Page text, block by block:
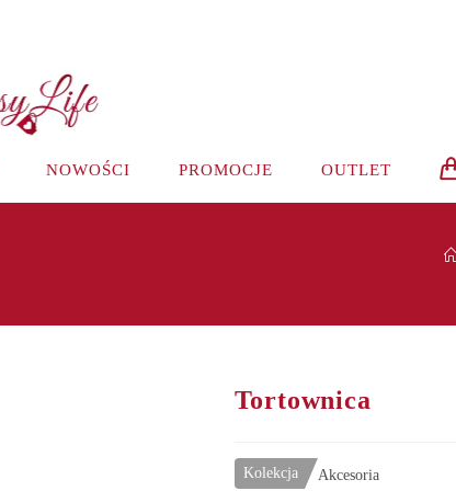
NOWOŚCI PROMOCJE OUTLET
Tortownica
Kolekcja Akcesoria